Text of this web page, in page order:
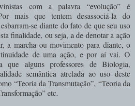
com a palavra “evolução” é
mais que tentem desassociá-la do
se diante do fato de que seu uso
finalidade, ou seja, a de denotar a ação
a marcha ou movimento para diante, o
de uma ação, e por aí vai. O
alguns professores de Biologia,
semântica atrelada ao uso deste
“Teoria da Transmutação”, “Teoria da
etc.